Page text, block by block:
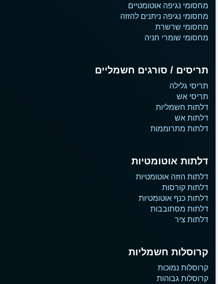
מחסומי נגיפה אוטומטיים
מחסומי נגיפה ניתנים להזזה
מחסומי שרשרת
מחסומי שומרי חניה
תריסים / סורגים חשמליים
תריסי גלילה
תריסי אש
דלתות חשמליות
דלתות אש
דלתות מתרוממות
דלתות אוטומטיות
דלתות הזזה אוטומטיות
דלתות קורסות
דלתות כנף אוטומטיות
דלתות מסתובבות
דלתות ציר
קרוסלות חשמליות
קרוסלות נמוכות
קרוסלות גבוהות